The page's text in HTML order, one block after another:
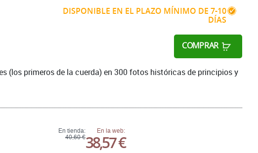
DISPONIBLE EN EL PLAZO MÍNIMO DE 7-10
DÍAS
COMPRAR
(los primeros de la cuerda) en 300 fotos históricas de principios y
En tienda:
40,60 €
En la web:
38,57 €